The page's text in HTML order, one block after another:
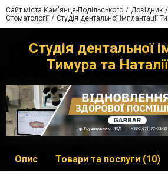
Сайт міста Кам'янця-Подільського Довідник
Стоматології
Студія дентальної імплантації
Студія дентальної
Тимура та
Опис Товари та послуги (10)